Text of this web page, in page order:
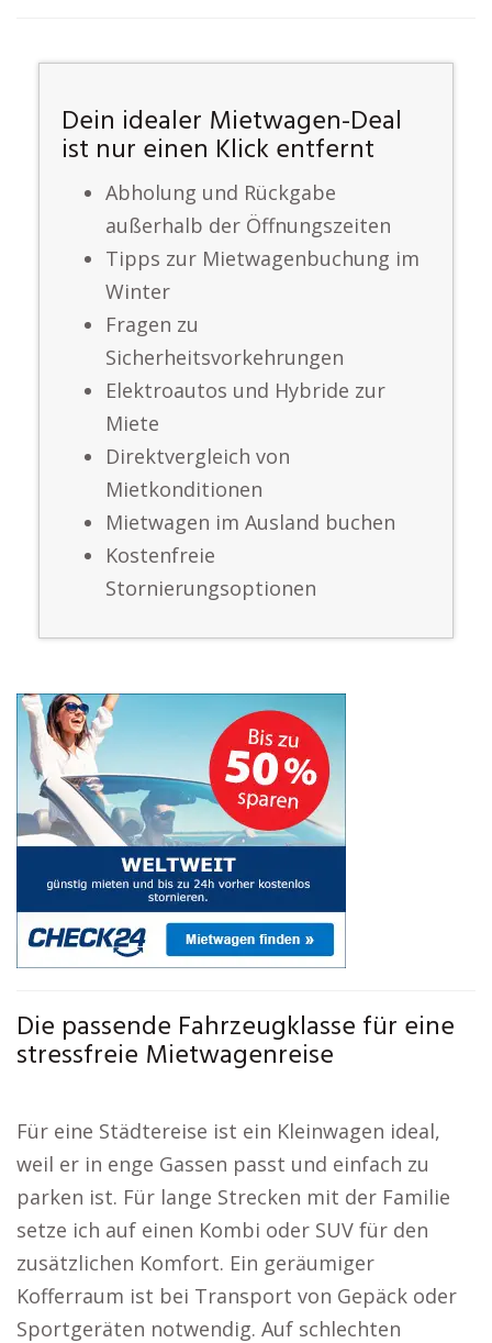
Dein idealer Mietwagen-Deal
ist nur einen Klick entfernt
Abholung und Rückgabe
außerhalb der Öffnungszeiten
Tipps zur Mietwagenbuchung im
Winter
Fragen zu
Sicherheitsvorkehrungen
Elektroautos und Hybride zur
Miete
Direktvergleich von
Mietkonditionen
Mietwagen im Ausland buchen
Kostenfreie
Stornierungsoptionen
Die passende Fahrzeugklasse für eine
stressfreie Mietwagenreise
Für eine Städtereise ist ein Kleinwagen ideal,
weil er in enge Gassen passt und einfach zu
parken ist. Für lange Strecken mit der Familie
setze ich auf einen Kombi oder SUV für den
zusätzlichen Komfort. Ein geräumiger
Kofferraum ist bei Transport von Gepäck oder
Sportgeräten notwendig. Auf schlechten